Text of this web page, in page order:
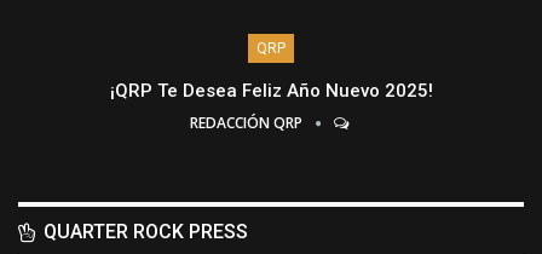
QRP
¡QRP Te Desea Feliz Año Nuevo 2025!
REDACCIÓN QRP
QUARTER ROCK PRESS